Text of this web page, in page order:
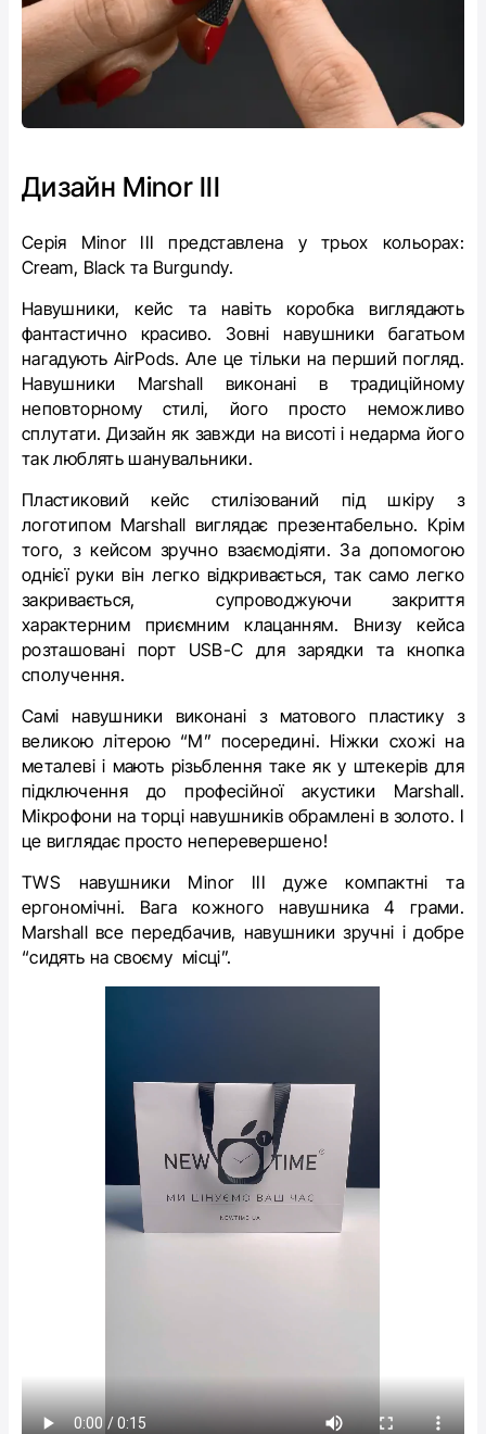
Дизайн Minor IIІ
Серія Minor III представлена у трьох кольорах:
Cream, Black та Burgundy.
Навушники, кейс та навіть коробка виглядають
фантастично красиво. Зовні навушники багатьом
нагадують AirPods. Але це тільки на перший погляд.
Навушники Marshall виконані в традиційному
неповторному стилі, його просто неможливо
сплутати. Дизайн як завжди на висоті і недарма його
так люблять шанувальники.
Пластиковий кейс стилізований під шкіру з
логотипом Marshall виглядає презентабельно. Крім
того, з кейсом зручно взаємодіяти. За допомогою
однієї руки він легко відкривається, так само легко
закривається, супроводжуючи закриття
характерним приємним клацанням. Внизу кейса
розташовані порт USB-C для зарядки та кнопка
сполучення.
Самі навушники виконані з матового пластику з
великою літерою “М” посередині. Ніжки схожі на
металеві і мають різьблення таке як у штекерів для
підключення до професійної акустики Marshall.
Мікрофони на торці навушників обрамлені в золото. І
це виглядає просто неперевершено!
TWS навушники Minor III дуже компактні та
ергономічні. Вага кожного навушника 4 грами.
Marshall все передбачив, навушники зручні і добре
“сидять на своєму місці”.